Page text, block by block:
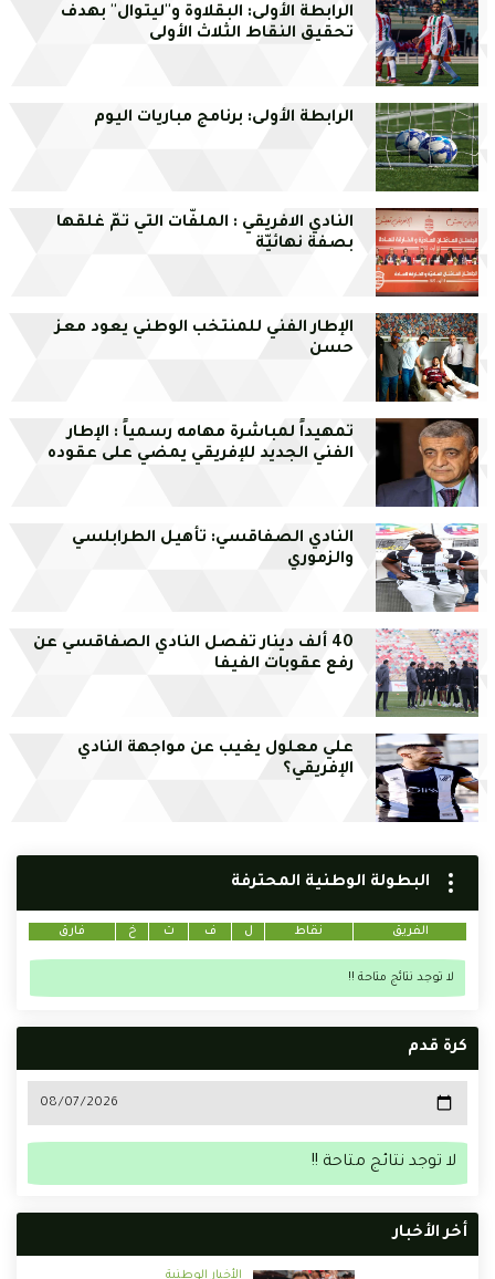
الرابطة الأولى: البقلاوة و''ليتوال'' بهدف
تحقيق النقاط الثلاث الأولى
الرابطة الأولى: برنامج مباريات اليوم
النادي الافريقي : الملفّات التي تمّ غلقها
بصفة نهائيّة
الإطار الفني للمنتخب الوطني يعود معز
حسن
تمهيداً لمباشرة مهامه رسمياً : الإطار
الفني الجديد للإفريقي يمضي على عقوده
النادي الصفاقسي: تأهيل الطرابلسي
والزموري
40 ألف دينار تفصل النادي الصفاقسي عن
رفع عقوبات الفيفا
علي معلول يغيب عن مواجهة النادي
الإفريقي؟
البطولة الوطنية المحترفة
الفريق نقاط ل ف ت خ فارق
لا توجد نتائج متاحة !!
كرة قدم
لا توجد نتائج متاحة !!
أخر الأخبار
الأخبار الوطنية